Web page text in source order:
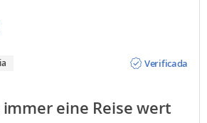
Verificada
eine Reise wert